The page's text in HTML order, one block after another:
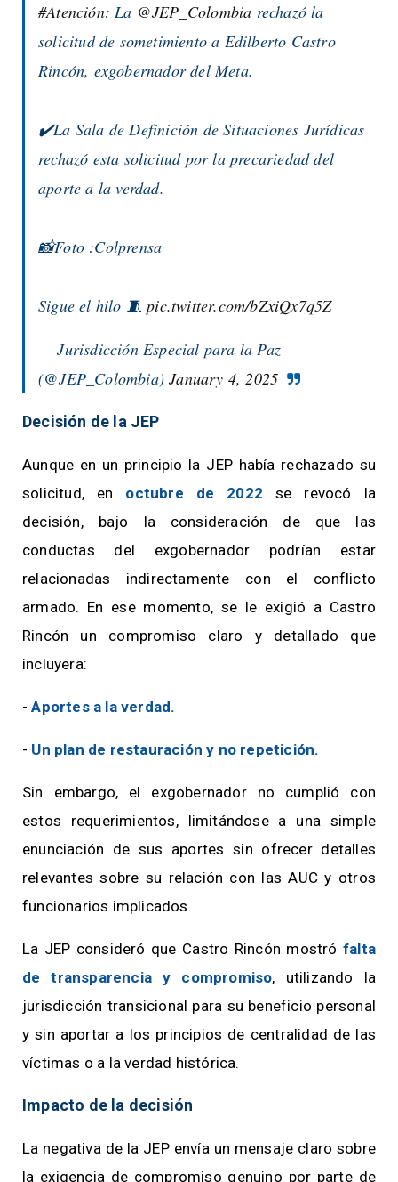
#Atención: La @JEP_Colombia rechazó la
solicitud de sometimiento a Edilberto Castro
Rincón, exgobernador del Meta.
✔️La Sala de Definición de Situaciones Jurídicas
rechazó esta solicitud por la precariedad del
aporte a la verdad.
📸Foto :Colprensa
Sigue el hilo 🧵pic.twitter.com/bZxiQx7q5Z
— Jurisdicción Especial para la Paz
(@JEP_Colombia)January 4, 2025
Decisión de la JEP
Aunque en un principio la JEP había rechazado su
solicitud, en octubre de 2022 se revocó la
decisión, bajo la consideración de que las
conductas del exgobernador podrían estar
relacionadas indirectamente con el conflicto
armado. En ese momento, se le exigió a Castro
Rincón un compromiso claro y detallado que
incluyera:
-Aportes a la verdad.
- Un plan de restauración y no repetición.
Sin embargo, el exgobernador no cumplió con
estos requerimientos, limitándose a una simple
enunciación de sus aportes sin ofrecer detalles
relevantes sobre su relación con las AUC y otros
funcionarios implicados.
La JEP consideró que Castro Rincón mostró falta
de transparencia y compromiso, utilizando la
jurisdicción transicional para su beneficio personal
y sin aportar a los principios de centralidad de las
víctimas o a la verdad histórica.
Impacto de la decisión
La negativa de la JEP envía un mensaje claro sobre
la exigencia de compromiso genuino por parte de